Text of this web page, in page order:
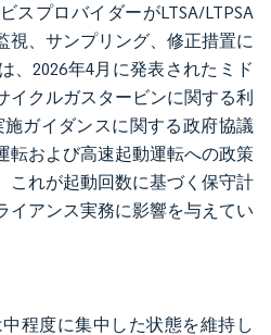
スプロバイダーがLTSA/LTPSA
視、サンプリング、修正措置に
、2026年4月に発表されたミド
イクルガスタービンに関する利
ガイダンスに関する政府協議
転および高速起動運転への政策
これが起動回数に基づく保守計
イアンス実務に影響を与えてい
程度に集中した状態を維持し